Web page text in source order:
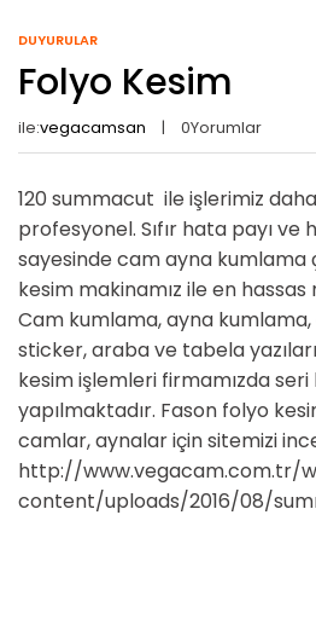
DUYURULAR
Folyo Kesim
ile:vegacamsan 0Yorumlar
120 summacut ile işlerimiz daha
profesyonel. Sıfır hata payı ve
sayesinde cam ayna kumlama
kesim makinamız ile en
Cam kumlama, ayna
sticker, araba ve tabela
kesim işlemleri firmamızda
yapılmaktadır. Fason folyo
camlar, aynalar için sitemizi
http://www.vegacam.com.tr/
content/uploads/2016/08/